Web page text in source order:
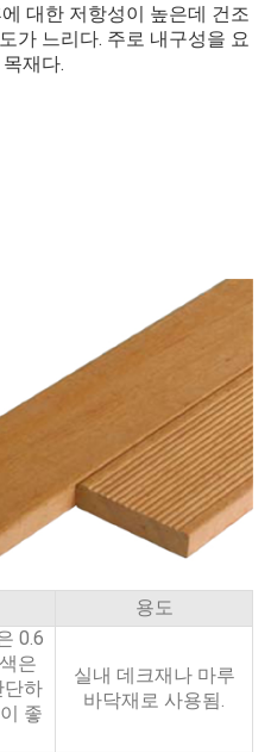
대한 저항성이 높은데 건조
가 느리다. 주로 내구성을 요
재다.
용도
0.6
은
단하
좋
실내 데크재나 마루
바닥재로 사용됨.